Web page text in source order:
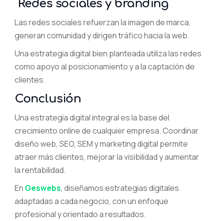
Redes sociales y branding
Las redes sociales refuerzan la imagen de marca,
generan comunidad y dirigen tráfico hacia la web.
Una estrategia digital bien planteada utiliza las redes
como apoyo al posicionamiento y a la captación de
clientes.
Conclusión
Una estrategia digital integral es la base del
crecimiento online de cualquier empresa. Coordinar
diseño web, SEO, SEM y marketing digital permite
atraer más clientes, mejorar la visibilidad y aumentar
la rentabilidad.
En Geswebs, diseñamos estrategias digitales
adaptadas a cada negocio, con un enfoque
profesional y orientado a resultados.